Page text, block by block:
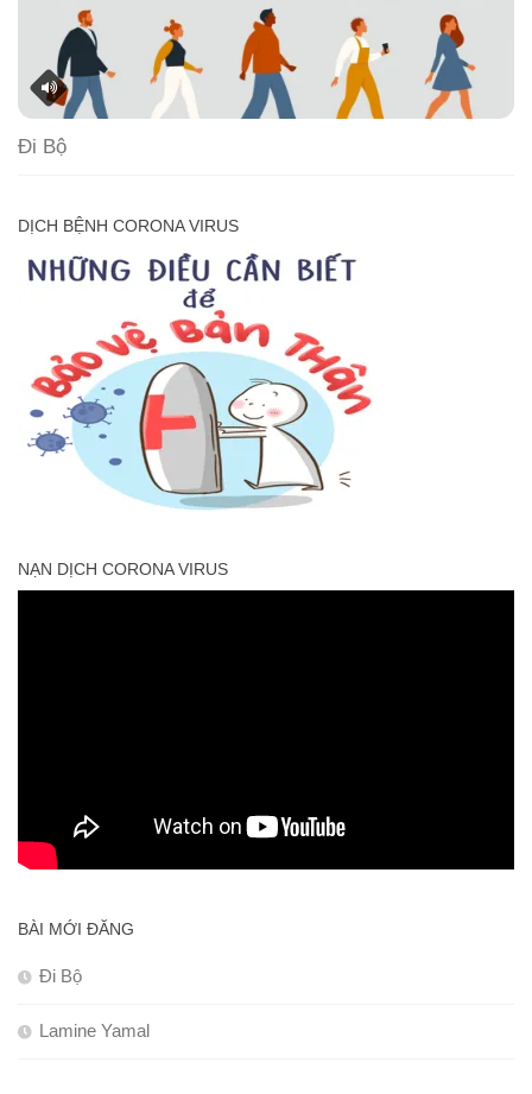
Đi Bộ
DỊCH BỆNH CORONA VIRUS
NẠN DỊCH CORONA VIRUS
BÀI MỚI ĐĂNG
Đi Bộ
Lamine Yamal